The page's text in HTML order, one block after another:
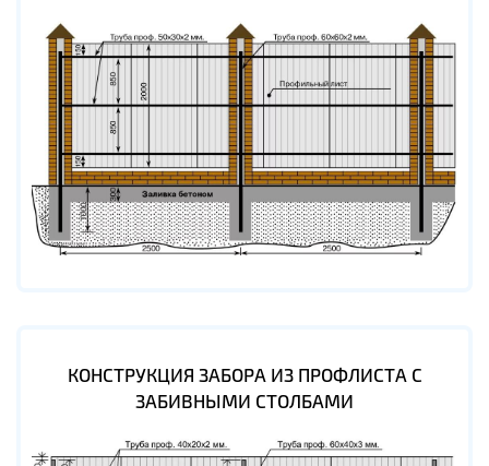
КОНСТРУКЦИЯ ЗАБОРА ИЗ ПРОФЛИСТА С
ЗАБИВНЫМИ СТОЛБАМИ